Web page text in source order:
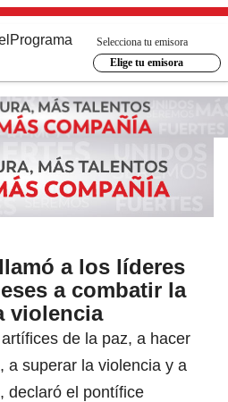
Programa
Selecciona tu emisora
Elige tu emisora
a los líderes
a combatir la
violencia
de la paz, a hacer
a superar la violencia y a
declaró el pontífice